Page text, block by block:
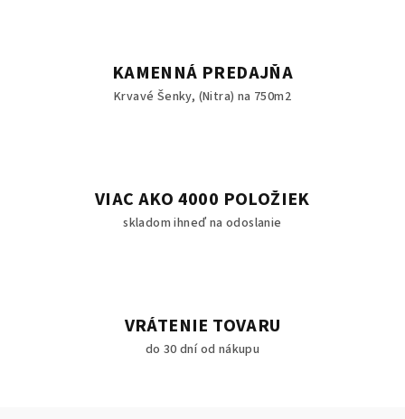
KAMENNÁ PREDAJŇA
Krvavé Šenky, (Nitra) na 750m2
VIAC AKO 4000 POLOŽIEK
skladom ihneď na odoslanie
VRÁTENIE TOVARU
do 30 dní od nákupu